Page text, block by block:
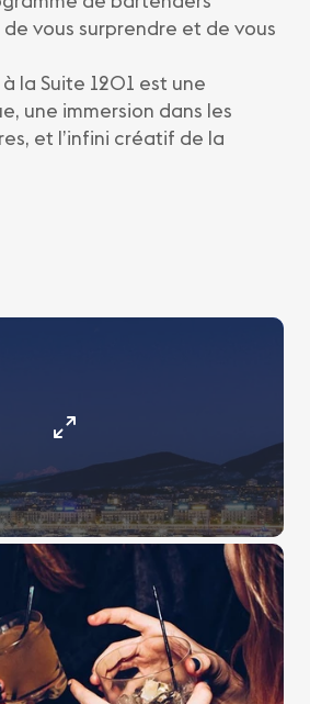
vous surprendre et de vous
la Suite 1201 est une
une immersion dans les
et l’infini créatif de la